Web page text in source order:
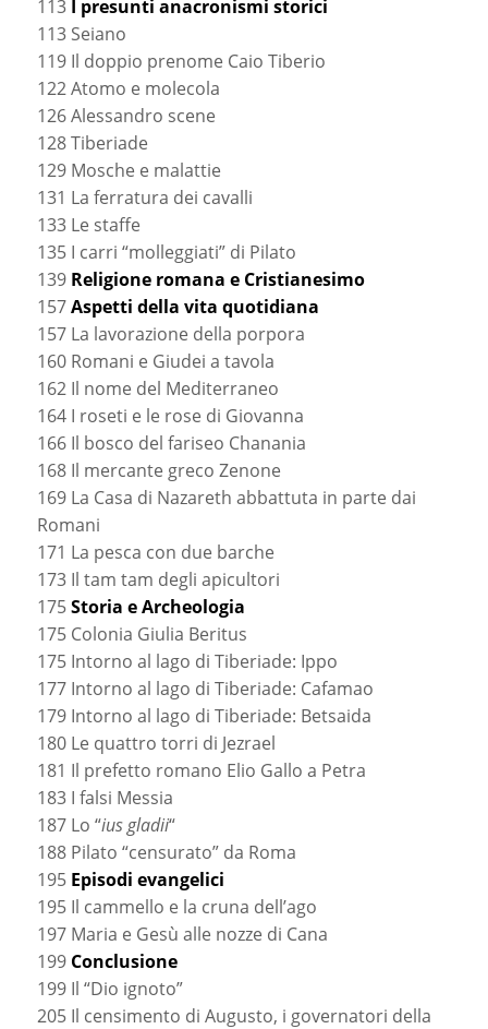
113
I presunti anacronismi storici
113 Seiano
119 Il doppio prenome Caio Tiberio
122 Atomo e molecola
126 Alessandro scene
128 Tiberiade
129 Mosche e malattie
131 La ferratura dei cavalli
133 Le staffe
135 I carri “molleggiati” di Pilato
139 Religione romana e Cristianesimo
157Aspetti della vita quotidiana
157 La lavorazione della porpora
160 Romani e Giudei a tavola
162 Il nome del Mediterraneo
164 I roseti e le rose di Giovanna
166 Il bosco del fariseo Chanania
168 Il mercante greco Zenone
169 La Casa di Nazareth abbattuta in parte dai
Romani
171 La pesca con due barche
173 Il tam tam degli apicultori
175Storia e Archeologia
175 Colonia Giulia Beritus
175 Intorno al lago di Tiberiade: Ippo
177 Intorno al lago di Tiberiade: Cafamao
179 Intorno al lago di Tiberiade: Betsaida
180 Le quattro torri di Jezrael
181 Il prefetto romano Elio Gallo a Petra
183 I falsi Messia
187 Lo “ius gladii“
188 Pilato “censurato” da Roma
195 Episodi evangelici
195 Il cammello e la cruna dell’ago
197 Maria e Gesù alle nozze di Cana
199 Conclusione
199 Il “Dio ignoto”
205 Il censimento di Augusto, i governatori della